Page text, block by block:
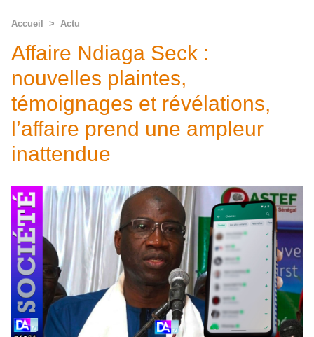
Accueil > Actu
Affaire Ndiaga Seck :
nouvelles plaintes,
témoignages et révélations,
l’affaire prend une ampleur
inattendue